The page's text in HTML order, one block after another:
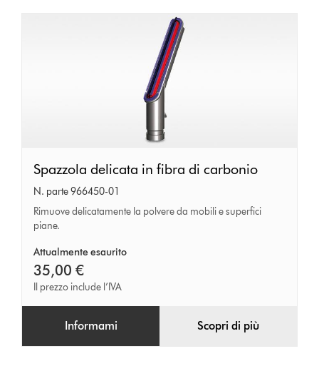
Spazzola
delicata
in
fibra
di
carbonio
Spazzola delicata in fibra di carbonio
N. parte 966450-01
Rimuove delicatamente la polvere da mobili e superfici
piane.
Attualmente esaurito
35,00 €
Il prezzo include l’IVA
Informami Scopri di più